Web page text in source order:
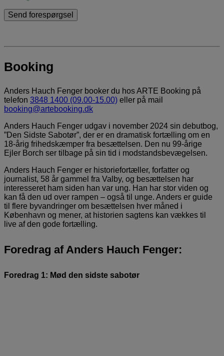
Booking
Anders Hauch Fenger booker du hos ARTE Booking på
telefon 3848 1400 (09.00-15.00) eller på mail
booking@artebooking.dk
Anders Hauch Fenger udgav i november 2024 sin debutbog,
”Den Sidste Sabotør”, der er en dramatisk fortælling om en
18-årig frihedskæmper fra besættelsen. Den nu 99-årige
Ejler Borch ser tilbage på sin tid i modstandsbevægelsen.
Anders Hauch Fenger er historiefortæller, forfatter og
journalist, 58 år gammel fra Valby, og besættelsen har
interesseret ham siden han var ung. Han har stor viden og
kan få den ud over rampen – også til unge. Anders er guide
til flere byvandringer om besættelsen hver måned i
København og mener, at historien sagtens kan vækkes til
live af den gode fortælling.
Foredrag af Anders Hauch Fenger:
Foredrag 1: Mød den sidste sabotør